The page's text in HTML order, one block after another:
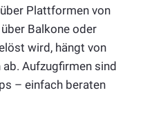
Plattformen von
Balkone oder
wird, hängt von
Aufzugfirmen sind
– einfach beraten